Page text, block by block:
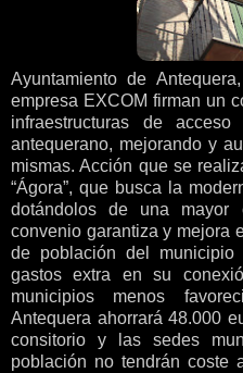
Ayuntamiento de
empresa EXCOM firman un
infraestructuras de
antequerano, mejorando y
mismas. Acción que se
“Ágora”, que busca la
dotándolos de una mayor
convenio garantiza y mejora
de población del
gastos extra en su
municipios menos
Antequera ahorrará 48.000
consitorio y las sedes
población no tendrán coste